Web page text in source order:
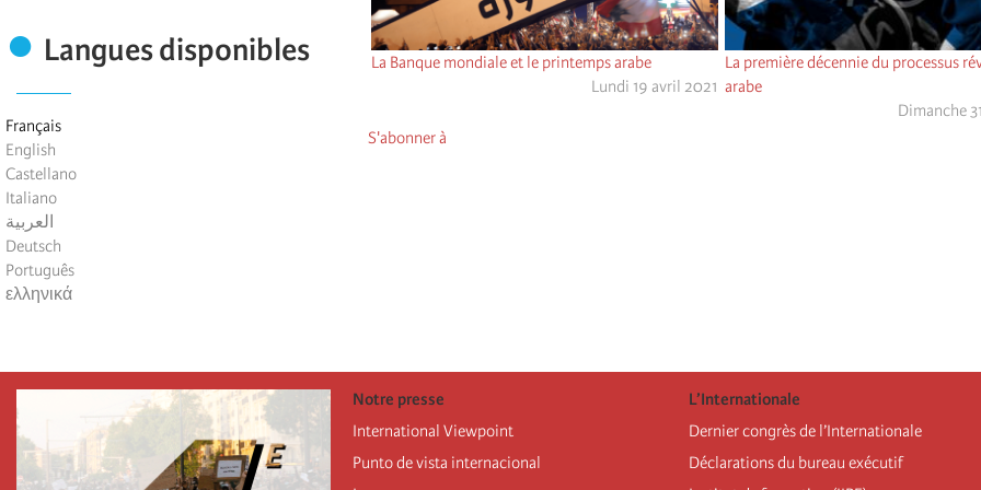
Langues disponibles
Français
English
Castellano
Italiano
العربية
Deutsch
Português
ελληνικά
La Banque mondiale et le printemps arabe
Lundi 19 avril 2021
La première décennie du processus
arabe
Dimanche
S'abonner à
Notre presse
International Viewpoint
Punto de vista internacional
L’Internationale
Dernier congrès de l’Internationale
Déclarations du bureau exécutif